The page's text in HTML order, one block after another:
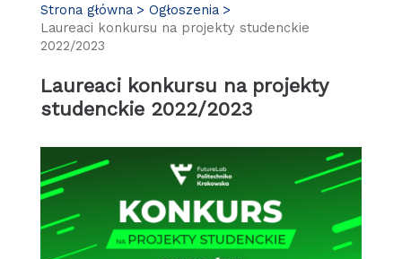
Strona główna
Ogłoszenia
Laureaci konkursu na projekty studenckie
2022/2023
Laureaci konkursu na projekty
studenckie 2022/2023